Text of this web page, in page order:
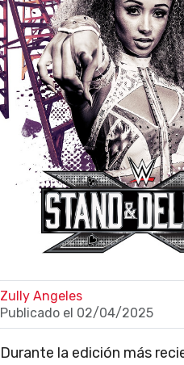
Zully Angeles
Publicado el 02/04/2025
Durante la edición más